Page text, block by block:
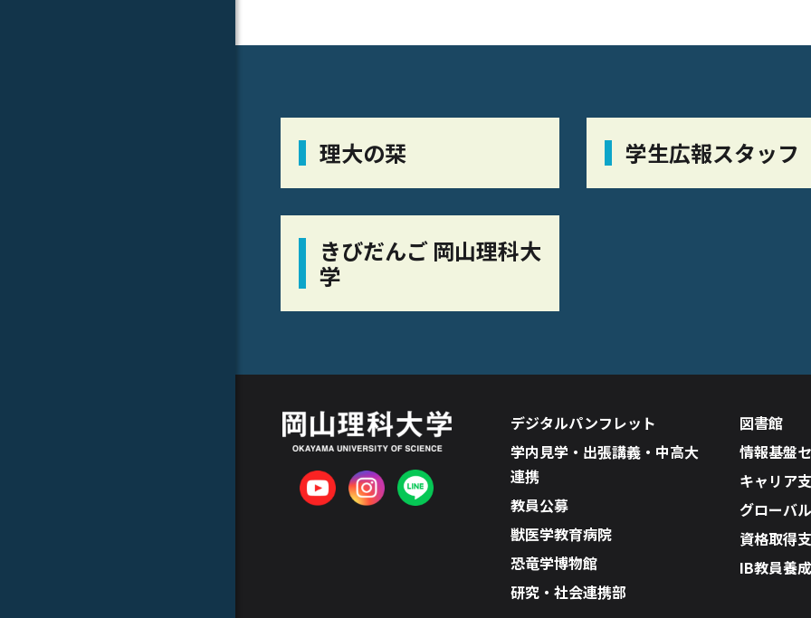
理大の栞 学生広報スタッフ
きびだんご 岡山理科大
学
デジタルパンフレット
学内見学・出張講義・中高大
連携
教員公募
獣医学教育病院
恐竜学博物館
研究・社会連携部
図書館
情報基盤
キャリア
グローバ
資格取得
IB教員養